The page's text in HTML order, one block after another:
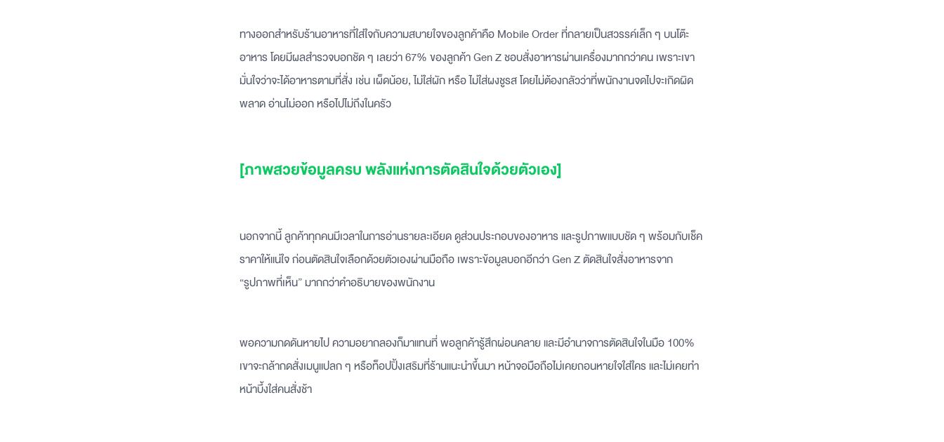
ทางออกสำหรับร้านอาหารที่ใส่ใจกับความสบายใจของลูกค้าคือ Mobile Order ที่กลายเป็นสวรรค์เล็ก ๆ บนโต๊ะ
อาหาร โดยมีผลสำรวจบอกชัด ๆ เลยว่า 67% ของลูกค้า Gen Z ชอบสั่งอาหารผ่านเครื่องมากกว่าคน เพราะเขา
มั่นใจว่าจะได้อาหารตามที่สั่ง เช่น เผ็ดน้อย, ไม่ใส่ผัก หรือ ไม่ใส่ผงชูรส โดยไม่ต้องกลัวว่าที่พนักงานจดไปจะเกิดผิด
พลาด อ่านไม่ออก หรือไปไม่ถึงในครัว
[ภาพสวยข้อมูลครบ พลังแห่งการตัดสินใจด้วยตัวเอง]
นอกจากนี้ ลูกค้าทุกคนมีเวลาในการอ่านรายละเอียด ดูส่วนประกอบของอาหาร และรูปภาพแบบชัด ๆ พร้อมกับเช็ค
ราคาให้แน่ใจ ก่อนตัดสินใจเลือกด้วยตัวเองผ่านมือถือ เพราะข้อมูลบอกอีกว่า Gen Z ตัดสินใจสั่งอาหารจาก
“รูปภาพที่เห็น” มากกว่าคำอธิบายของพนักงาน
พอความกดดันหายไป ความอยากลองก็มาแทนที่ พอลูกค้ารู้สึกผ่อนคลาย และมีอำนาจการตัดสินใจในมือ 100%
เขาจะกล้ากดสั่งเมนูแปลก ๆ หรือท็อปปิ้งเสริมที่ร้านแนะนำขึ้นมา หน้าจอมือถือไม่เคยถอนหายใจใส่ใคร และไม่เคยทำ
หน้าบึ้งใส่คนสั่งช้า